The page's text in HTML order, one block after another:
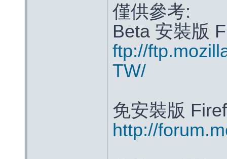
僅供參考:
Beta 安裝版
ftp://
TW/
免安裝版
http://